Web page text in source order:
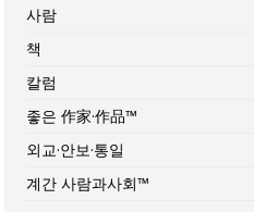
사람
책
칼럼
좋은 作家·作品™
외교·안보·통일
계간 사람과사회™